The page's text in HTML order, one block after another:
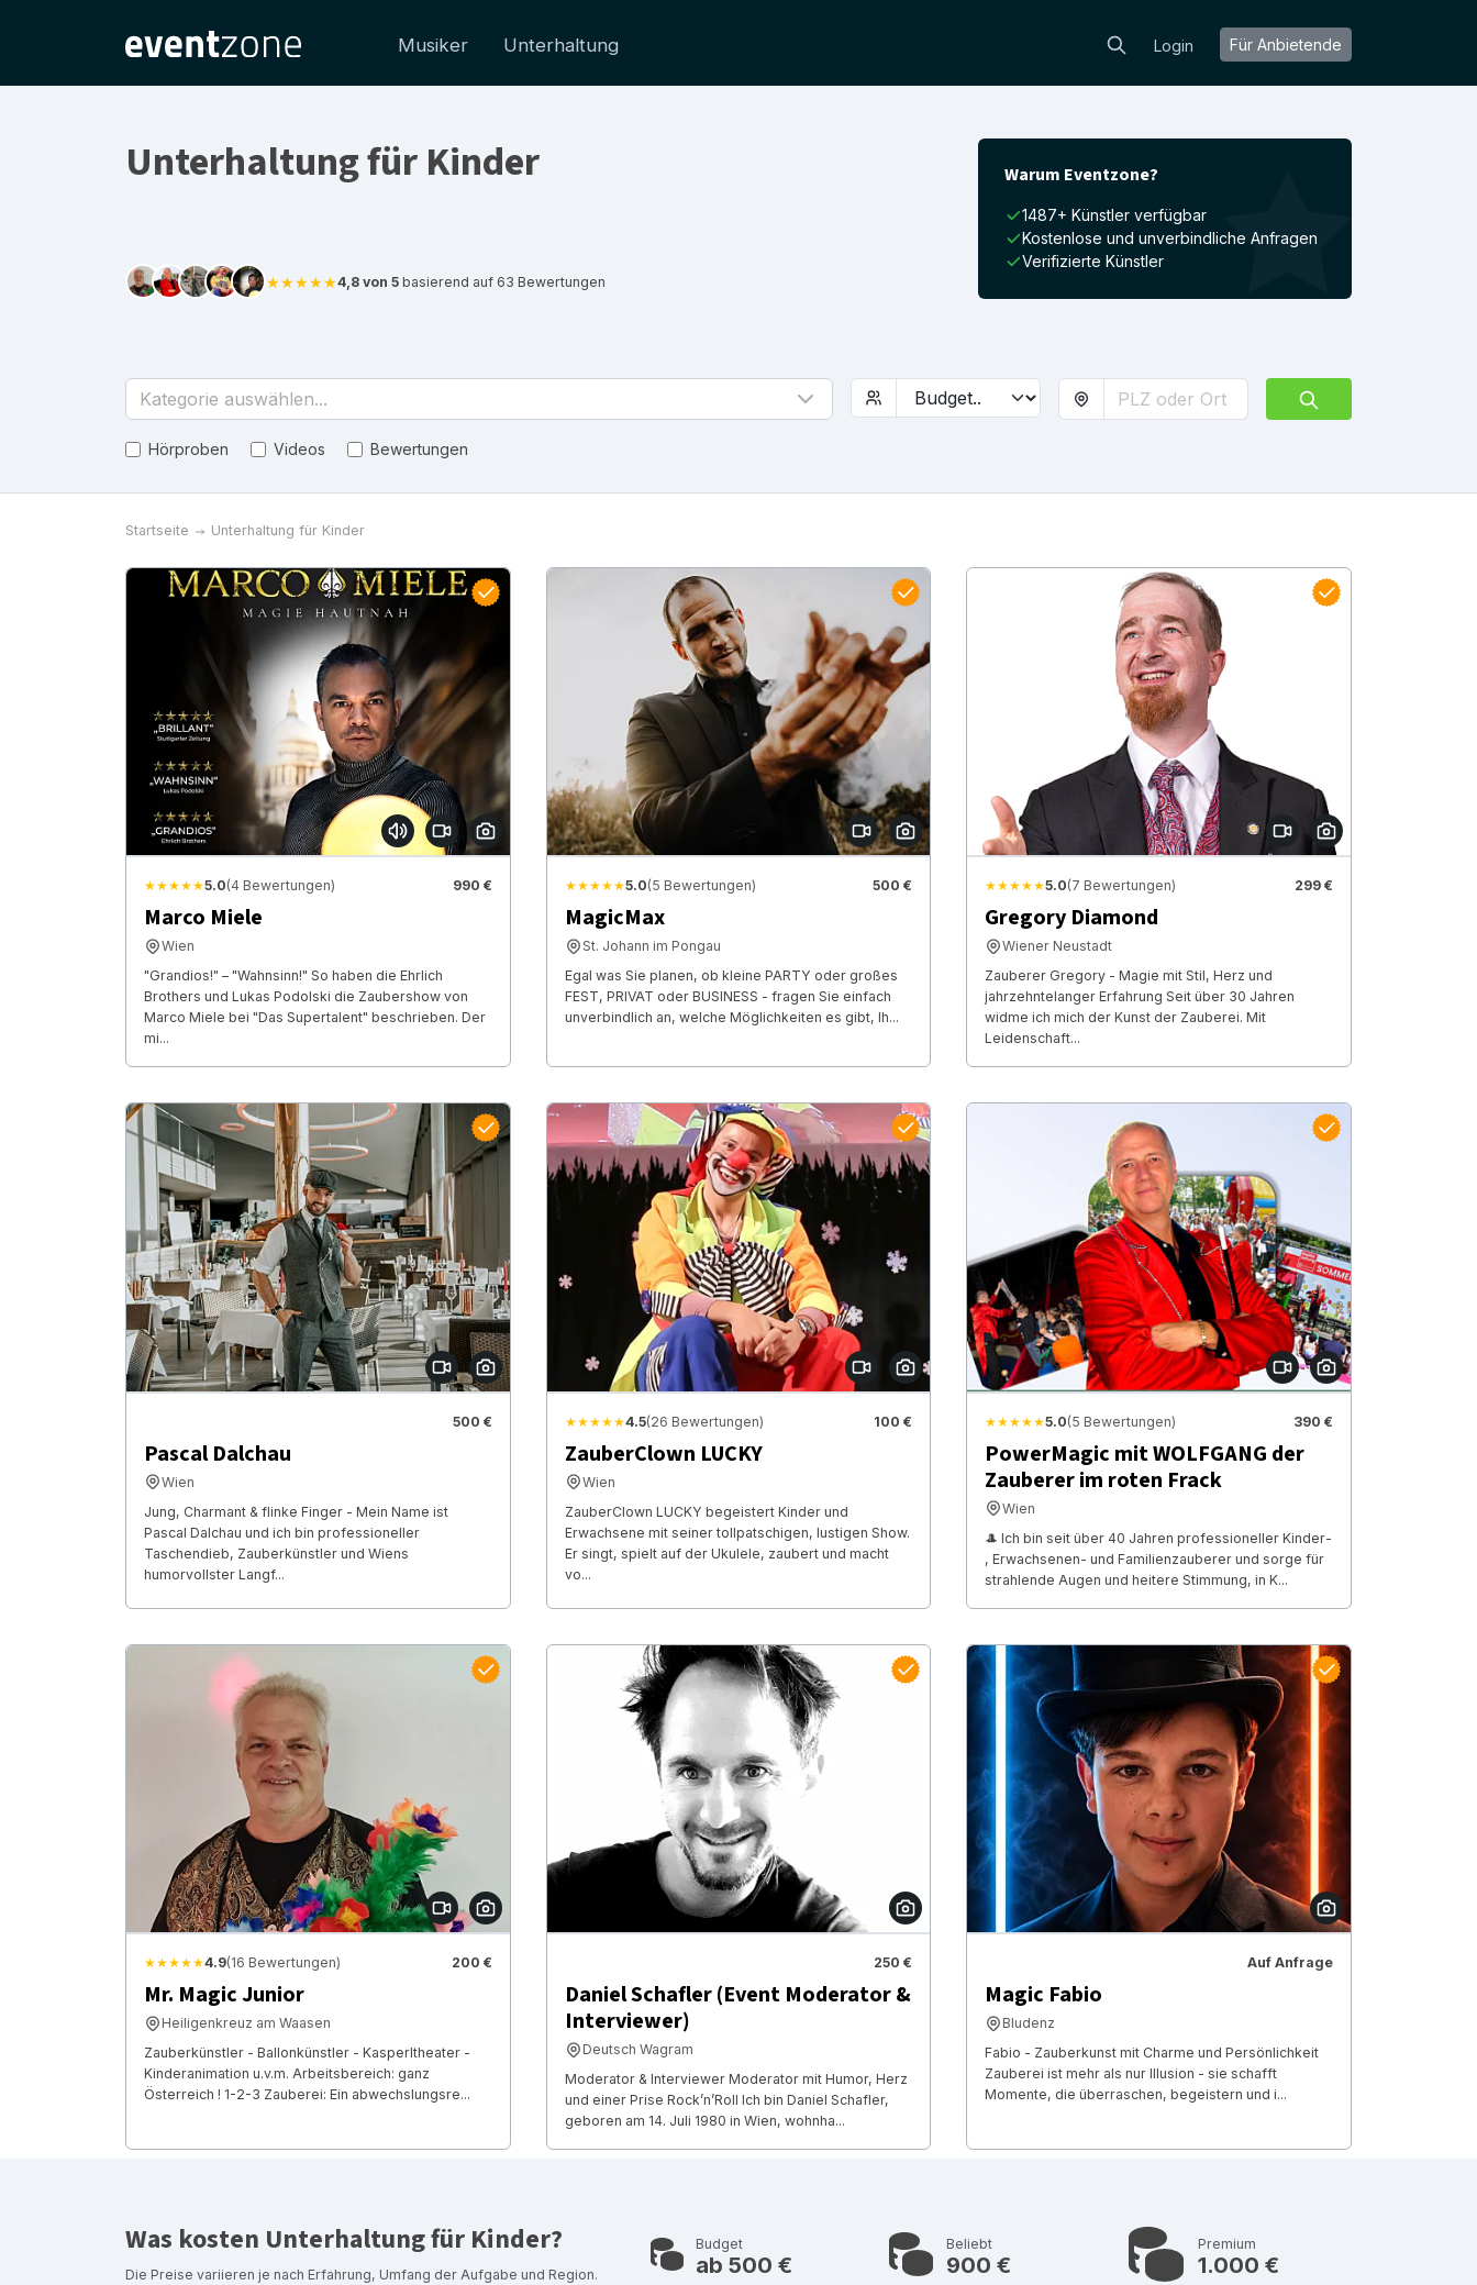
Musiker Unterhaltung Login Für Anbietende
Unterhaltung für Kinder
★★★★★4,8 von 5 basierend auf 63 Bewertungen
Warum Eventzone?
1487+ Künstler verfügbar
Kostenlose und unverbindliche Anfragen
Verifizierte Künstler
Kategorie auswählen...
Hörproben Videos Bewertungen
Startseite Unterhaltung für Kinder
★★★★★5.0(4 Bewertungen) 990 €
Marco Miele
Wien
"Grandios!" – "Wahnsinn!" So haben die Ehrlich
Brothers und Lukas Podolski die Zaubershow von
Marco Miele bei "Das Supertalent" beschrieben. Der
mi...
★★★★★5.0(5 Bewertungen) 500 €
MagicMax
St. Johann im Pongau
Egal was Sie planen, ob kleine PARTY oder großes
FEST, PRIVAT oder BUSINESS - fragen Sie einfach
unverbindlich an, welche Möglichkeiten es gibt, Ih...
★★★★★5.0(7 Bewertungen) 299 €
Gregory Diamond
Wiener Neustadt
Zauberer Gregory - Magie mit Stil, Herz und
jahrzehntelanger Erfahrung Seit über 30 Jahren
widme ich mich der Kunst der Zauberei. Mit
Leidenschaft...
500 €
Pascal Dalchau
Wien
Jung, Charmant & flinke Finger - Mein Name ist
Pascal Dalchau und ich bin professioneller
Taschendieb, Zauberkünstler und Wiens
humorvollster Langf...
★★★★★4.5(26 Bewertungen) 100 €
ZauberClown LUCKY
Wien
ZauberClown LUCKY begeistert Kinder und
Erwachsene mit seiner tollpatschigen, lustigen Show.
Er singt, spielt auf der Ukulele, zaubert und macht
vo...
★★★★★5.0(5 Bewertungen) 390 €
PowerMagic mit WOLFGANG der
Zauberer im roten Frack
Wien
🎩 Ich bin seit über 40 Jahren professioneller Kinder-
, Erwachsenen- und Familienzauberer und sorge für
strahlende Augen und heitere Stimmung, in K...
★★★★★4.9(16 Bewertungen) 200 €
Mr. Magic Junior
Heiligenkreuz am Waasen
Zauberkünstler - Ballonkünstler - Kasperltheater -
Kinderanimation u.v.m. Arbeitsbereich: ganz
Österreich ! 1-2-3 Zauberei: Ein abwechslungsre...
250 €
Daniel Schafler (Event Moderator &
Interviewer)
Deutsch Wagram
Moderator & Interviewer Moderator mit Humor, Herz
und einer Prise Rock’n’Roll Ich bin Daniel Schafler,
geboren am 14. Juli 1980 in Wien, wohnha...
Auf Anfrage
Magic Fabio
Bludenz
Fabio - Zauberkunst mit Charme und Persönlichkeit
Zauberei ist mehr als nur Illusion - sie schafft
Momente, die überraschen, begeistern und i...
Was kosten Unterhaltung für Kinder?
Die Preise variieren je nach Erfahrung, Umfang der Aufgabe und Region.
Budget
ab 500 €
Beliebt
900 €
Premium
1.000 €